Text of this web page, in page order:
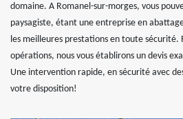
domaine. A Romanel-sur-morges, vous
paysagiste, étant une entreprise en
les meilleures prestations en toute sécurité.
opérations, nous vous établirons un devis
Une intervention rapide, en sécurité avec
votre disposition!